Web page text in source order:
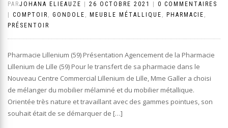
PARJOHANA ELIEAUZE 26 OCTOBRE 2021
0 COMMENTAIRES
COMPTOIR , GONDOLE , MEUBLE MÉTALLIQUE , PHARMACIE ,
PRÉSENTOIR
Pharmacie Lillenium (59) Présentation Agencement de la Pharmacie
Lillenium de Lille (59) Pour le transfert de sa pharmacie dans le
Nouveau Centre Commercial Lillenium de Lille, Mme Galler a choisi
de mélanger du mobilier mélaminé et du mobilier métallique.
Orientée très nature et travaillant avec des gammes pointues, son
souhait était de se démarquer de […]